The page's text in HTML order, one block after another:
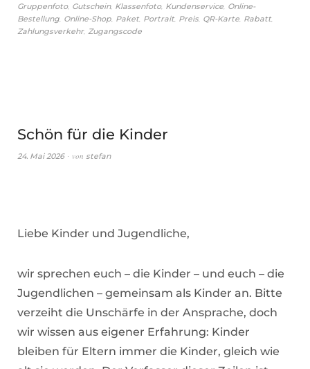
Gruppenfoto, Gutschein, Klassenfoto, Kundenservice, Online-
Bestellung, Online-Shop, Paket, Portrait, Preis, QR-Karte, Rabatt,
Zahlungsverkehr, Zugangscode
Schön für die Kinder
24. Mai 2026 von stefan
Liebe Kinder und Jugendliche,
wir sprechen euch – die Kinder – und euch – die
Jugendlichen – gemeinsam als Kinder an. Bitte
verzeiht die Unschärfe in der Ansprache, doch
wir wissen aus eigener Erfahrung: Kinder
bleiben für Eltern immer die Kinder, gleich wie